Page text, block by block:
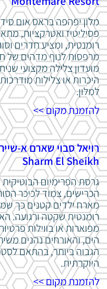
מלון יפהפה בראס אום
פסיליטיז ואטרקציות,
רומנטית, ומציע חדרים
מרפסות לנוף מדהים של
מועדון צלילה מקצועי
היכרות או צלילות
למלון.
להזמנת מקום >>
Sharm El Sheikh
גרסת הפרימיום
הכרישים, צמוד לכיכר
מארח ילדים קטנים כך
רומנטית שקטה ורגועה.
מפוארות או בווילות
הים, והאורחים נהנים
הגבוה ביותר, בהתאם
היוקרתית.
להזמנת מקום >>